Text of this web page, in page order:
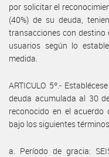
por solicitar el
(40%) de su deuda,
transacciones con destino
usuarios según lo
medida.
ARTICULO 5º.-
deuda acumulada al 30
reconocido en el
bajo los siguientes
a. Período de gracia: